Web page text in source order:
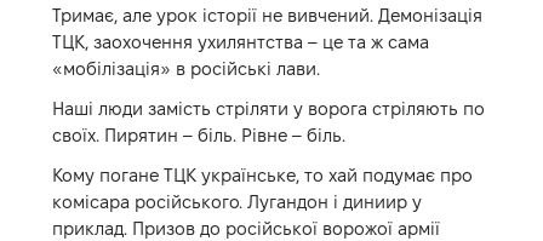
Тримає, але урок історії не вивчений. Демонізація
ТЦК, заохочення ухилянтства – це та ж сама
«мобілізація» в російські лави.
Наші люди замість стріляти у ворога стріляють по
своїх. Пирятин – біль. Рівне – біль.
Кому погане ТЦК українське, то хай подумає про
комісара російського. Лугандон і диниир у
приклад. Призов до російської ворожої армії